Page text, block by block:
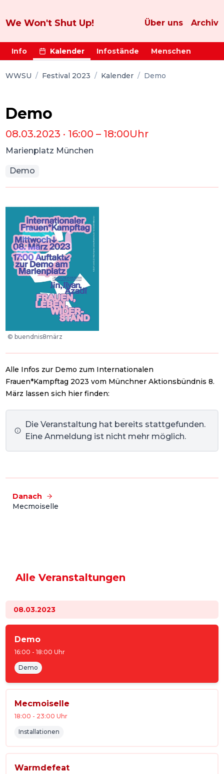
We Won't Shut Up! Über uns Archiv
Info Kalender Infostände Menschen
WWSU / Festival 2023 / Kalender / Demo
Demo
08.03.2023 · 16:00 – 18:00Uhr
Marienplatz München
Demo
© buendnis8märz
Alle Infos zur Demo zum Internationalen
Frauen*Kampftag 2023 vom Münchner Aktionsbündnis 8.
März lassen sich hier finden:
Die Veranstaltung hat bereits stattgefunden.
Eine Anmeldung ist nicht mehr möglich.
Danach
Mecmoiselle
Alle Veranstaltungen
08.03.2023
Demo
16:00 -18:00 Uhr
Demo
Mecmoiselle
18:00 - 23:00 Uhr
Installationen
Warmdefeat